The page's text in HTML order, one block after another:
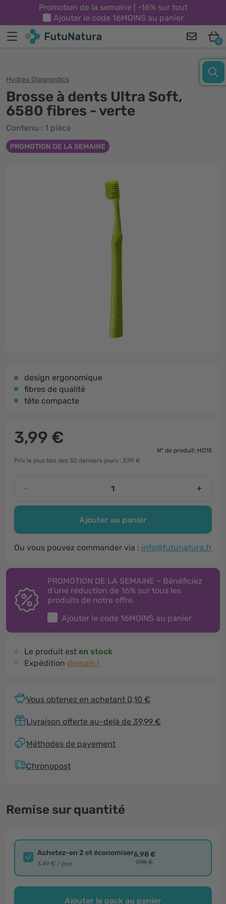
Promotion de la semaine | -16% sur tout
Ajouter le code 16MOINS au panier
0
Hydrex Diagnostics
Brosse à dents Ultra Soft,
6580 fibres - verte
Contenu : 1 pièce
PROMOTION DE LA SEMAINE
design ergonomique
fibres de qualité
tête compacte
3,99 €
N° de produit: HD15
Prix le plus bas des 30 derniers jours : 3,99 €
- +
Ajouter au panier
Ou vous pouvez commander via : info@futunatura.fr
PROMOTION DE LA SEMAINE – Bénéficiez
d'une réduction de 16% sur tous les
produits de notre offre.
Ajouter le code 16MOINS au panier
Le produit est en stock
Expédition demain !
Vous obtenez en achetant 0,10 €
Livraison offerte au-delà de 39,99 €
Méthodes de payement
Chronopost
Remise sur quantité
Achetez-en 2 et économiser
3,49 € / pce
6,98 €
7,98 €
Ajouter le pack au panier